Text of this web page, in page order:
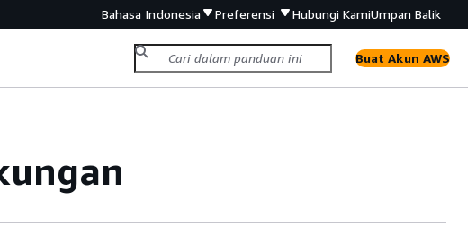
Bahasa Indonesia Preferensi Hubungi KamiUmpan Balik
Buat Akun AWS